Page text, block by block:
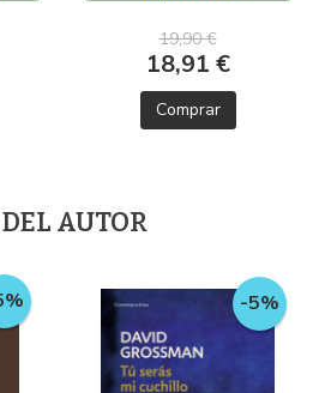
19,90 €
18,91 €
Comprar
AUTOR
-5%